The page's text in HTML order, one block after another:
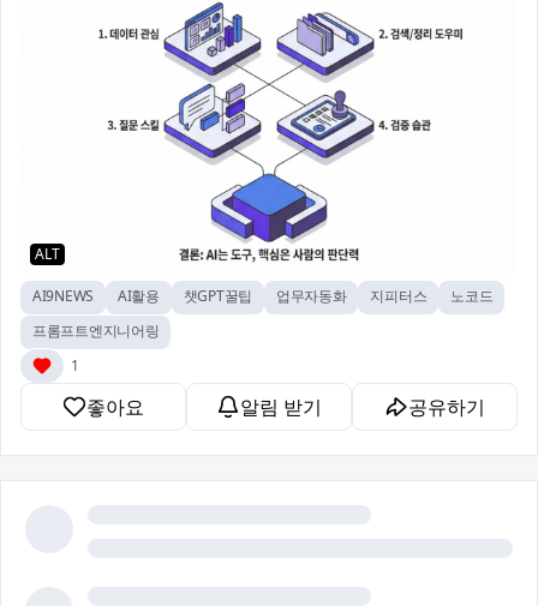
ALT
AI9NEWS AI활용 챗GPT꿀팁 업무자동화 지피터스
노코드
프롬프트엔지니어링
1
좋아요 알림 받기 공유하기